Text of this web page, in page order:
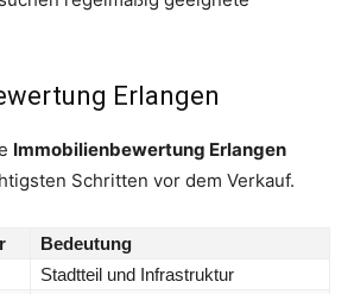
Erlangen
Immobilienbewertung Erlangen
Schritten vor dem Verkauf.
Bedeutung
Stadtteil und Infrastruktur